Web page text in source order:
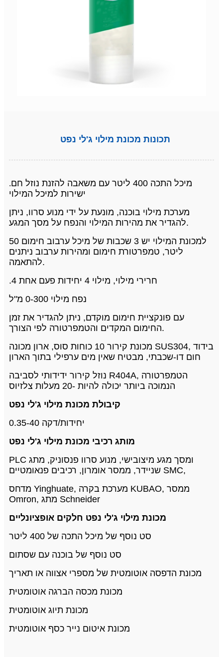
תכונות מכונת מילוי ג'לי נפט
.מיכל התכה 400 ליטר עם משאבה להזנת נוזל חם
ישירות למיכל המילוי
מערכת מילוי בוכנה, מונעת על ידי מנוע סרוו, ניתן
להגדיר את מהירות המילוי והנפח על מסך המגע.
למכונת המילוי יש 3 שכבות של מיכל ערבוב חימום 50
ליטר, טמפרטורת חימום ומהירות ערבוב ניתנים
להתאמה.
.4 חרירי מילוי, מילוי 4 יחידות פעם אחת
נפח מילוי 0-300 מ"ל
עם פונקציית חימום מוקדם, ניתן להגדיר את זמן
החימום המקדים והטמפרטורה לפי הצורך.
מכונת קירור 10 כוחות סוס, ארון מכונה SUS304, בידוד
חום דו-שכבתי, מבטיח שאין מים ערפילי בתוך הארון
נוזל קירור ידידותי לסביבה R404A, הטמפרטורה
הנמוכה ביותר יכולה להיות -20 מעלות צלזיוס
קיבולת מכונת מילוי ג'לי נפט
0.35-40 יחידות/דקה
מותג רכיבי מכונת מילוי ג'לי נפט
PLC ומסך מגע מיצובישי, מנוע סרוו פנסוניק, מתג
שניידר, ממסר אומרון, רכיבים פנאומטיים SMC,
מדחס Yinghuate, מערכת בקרה KUBAO, ממסר
Omron, מתג Schneider
מכונת מילוי ג'לי נפט חלקים אופציונליים
סט נוסף של מיכל התכה של 400 ליטר
סט נוסף של בוכנה עם שסתום
מכונת הדפסה אוטומטית של מספרי אצווה או תאריך
מכונת מכסה הברגה אוטומטית
מכונת תיוג אוטומטית
מכונת איטום נייר כסף אוטומטית